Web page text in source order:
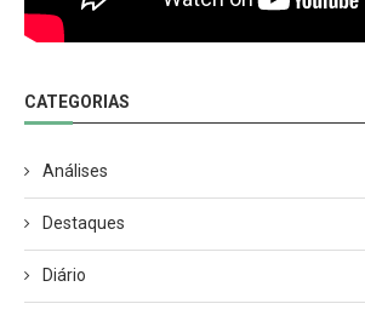
CATEGORIAS
Análises
Destaques
Diário